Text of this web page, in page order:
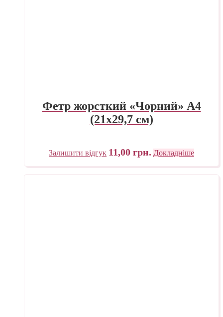
Фетр жорсткий «Чорний» А4
(21х29,7 см)
Залишити відгук 11,00 грн. Докладніше